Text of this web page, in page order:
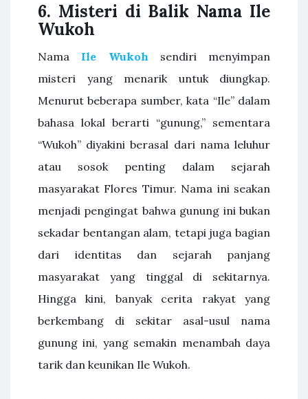
6. Misteri di Balik Nama Ile
Wukoh
Nama Ile Wukoh sendiri menyimpan
misteri yang menarik untuk diungkap.
Menurut beberapa sumber, kata “Ile” dalam
bahasa lokal berarti “gunung,” sementara
“Wukoh” diyakini berasal dari nama leluhur
atau sosok penting dalam sejarah
masyarakat Flores Timur. Nama ini seakan
menjadi pengingat bahwa gunung ini bukan
sekadar bentangan alam, tetapi juga bagian
dari identitas dan sejarah panjang
masyarakat yang tinggal di sekitarnya.
Hingga kini, banyak cerita rakyat yang
berkembang di sekitar asal-usul nama
gunung ini, yang semakin menambah daya
tarik dan keunikan Ile Wukoh.